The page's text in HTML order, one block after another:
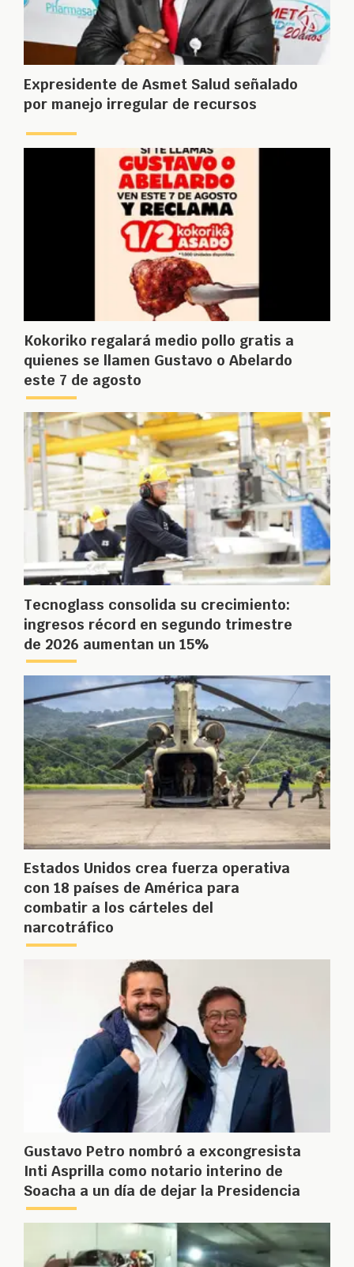
Expresidente de Asmet Salud señalado
por manejo irregular de recursos
Kokoriko regalará medio pollo gratis a
quienes se llamen Gustavo o Abelardo
este 7 de agosto
Tecnoglass consolida su crecimiento:
ingresos récord en segundo trimestre
de 2026 aumentan un 15%
Estados Unidos crea fuerza operativa
con 18 países de América para
combatir a los cárteles del
narcotráfico
Gustavo Petro nombró a excongresista
Inti Asprilla como notario interino de
Soacha a un día de dejar la Presidencia